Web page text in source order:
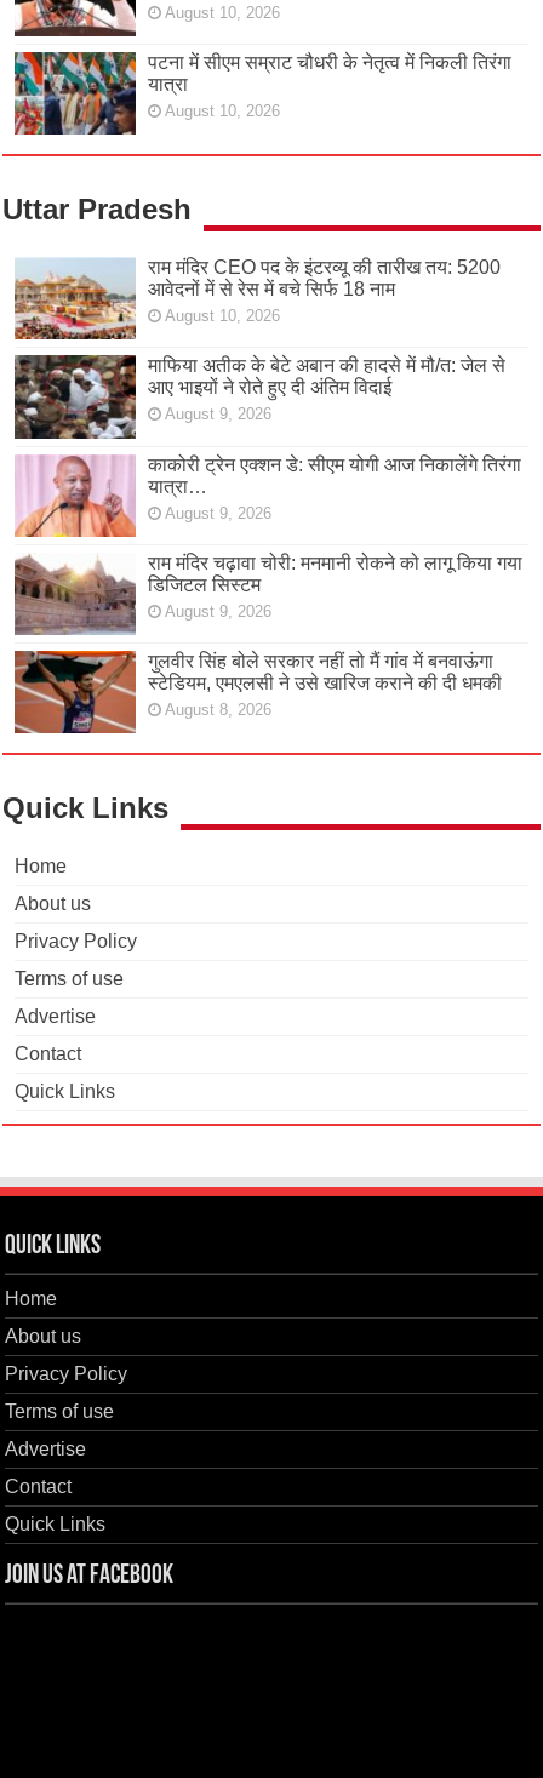
August 10, 2026
पटना में सीएम सम्राट चौधरी के नेतृत्व में निकली तिरंगा
यात्रा
August 10, 2026
Uttar Pradesh
राम मंदिर CEO पद के इंटरव्यू की तारीख तय: 5200
आवेदनों में से रेस में बचे सिर्फ 18 नाम
August 10, 2026
माफिया अतीक के बेटे अबान की हादसे में मौ/त: जेल से
आए भाइयों ने रोते हुए दी अंतिम विदाई
August 9, 2026
काकोरी ट्रेन एक्शन डे: सीएम योगी आज निकालेंगे तिरंगा
यात्रा…
August 9, 2026
राम मंदिर चढ़ावा चोरी: मनमानी रोकने को लागू किया गया
डिजिटल सिस्टम
August 9, 2026
गुलवीर सिंह बोले सरकार नहीं तो मैं गांव में बनवाऊंगा
स्टेडियम, एमएलसी ने उसे खारिज कराने की दी धमकी
August 8, 2026
Quick Links
Home
About us
Privacy Policy
Terms of use
Advertise
Contact
Quick Links
Quick Links
Home
About us
Privacy Policy
Terms of use
Advertise
Contact
Quick Links
Join us at Facebook